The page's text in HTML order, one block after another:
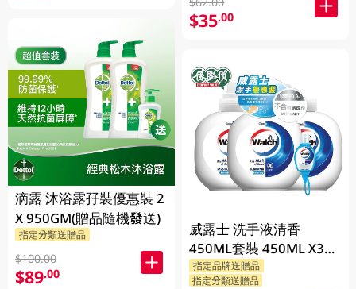
滴露 沐浴露孖裝優惠裝 2
X 950GM(贈品隨機發送)
指定分類送贈品
$100.00
$89.00
$35.00
威露士 洗手液清香
450ML套裝 450ML X3
BP
指定品牌送贈品
指定分類送贈品